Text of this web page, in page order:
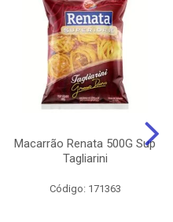
Macarrão Renata 500G Sup
Tagliarini
Código: 171363